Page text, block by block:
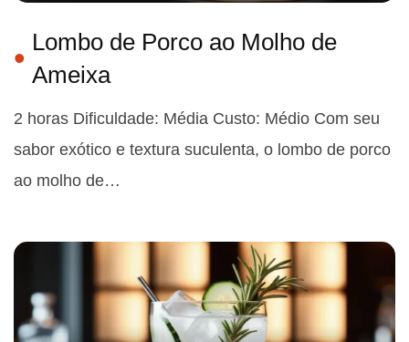
Lombo de Porco ao Molho de
Ameixa
2 horas Dificuldade: Média Custo: Médio Com seu
sabor exótico e textura suculenta, o lombo de porco
ao molho de…